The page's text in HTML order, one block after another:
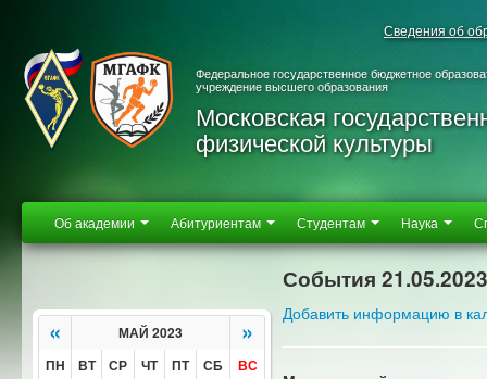
Сведения об
Федеральное государственное бюджетное
учреждение высшего образования
Московская
физической культуры
Об академии Абитуриентам Студентам Наука
« МАЙ 2023 »
ПН ВТ СР ЧТ ПТ СБ ВС
События 21.05.2023
Добавить информацию в